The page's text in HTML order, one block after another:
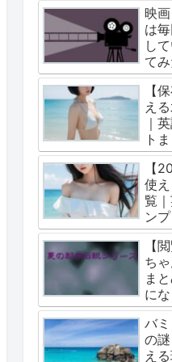
映
は
し
てみ
【
え
｜
ト
【
使
覧
ン
【
ち
ま
に
バ
の
え